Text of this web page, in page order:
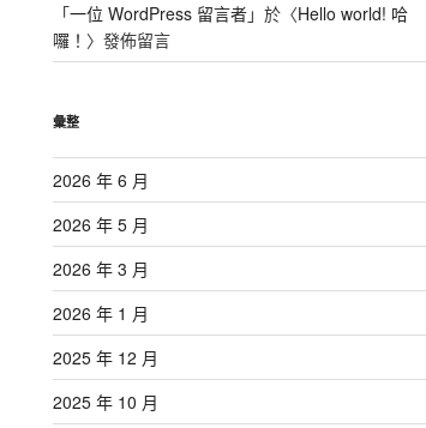
「一位 WordPress 留言者」於〈Hello world! 哈
囉！ 〉發佈留言
彙整
2026 年 6 月
2026 年 5 月
2026 年 3 月
2026 年 1 月
2025 年 12 月
2025 年 10 月